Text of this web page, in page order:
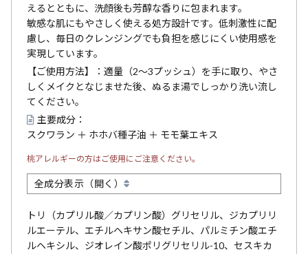
えるとともに、洗顔後も芳醇な香りに包まれます。
敏感な肌にもやさしく使える処方設計です。低刺激性に配
慮し、毎日のクレンジングでも負担を感じにくい使用感を
実現しています。
【ご使用方法】：適量（2～3プッシュ）を手に取り、やさ
しくメイクとなじませた後、ぬるま湯でしっかり洗い流し
てください。
主要成分：
スクワラン ＋ ホホバ種子油 ＋ モモ葉エキス
桃アレルギーの方はご使用にご注意ください。
全成分表示（開く）
トリ（カプリル酸／カプリン酸）グリセリル、ジカプリリ
ルエーテル、エチルヘキサン酸セチル、パルミチン酸エチ
ルヘキシル、ジオレイン酸ポリグリセリル-10、セスキカ